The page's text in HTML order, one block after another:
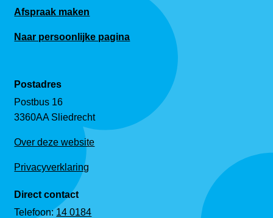
Afspraak maken
Naar persoonlijke pagina
Postadres
Postbus 16
3360AA Sliedrecht
Over deze website
Privacyverklaring
Direct contact
Telefoon:14 0184